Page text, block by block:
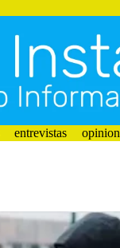
entrevistas opinion